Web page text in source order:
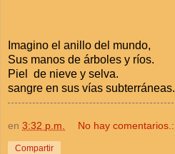
Imagino el anillo del mundo,
Sus manos de árboles y ríos.
Piel de nieve y selva.
sangre en sus vías subterráneas.
en 3:32 p.m. No hay comentarios.:
Compartir